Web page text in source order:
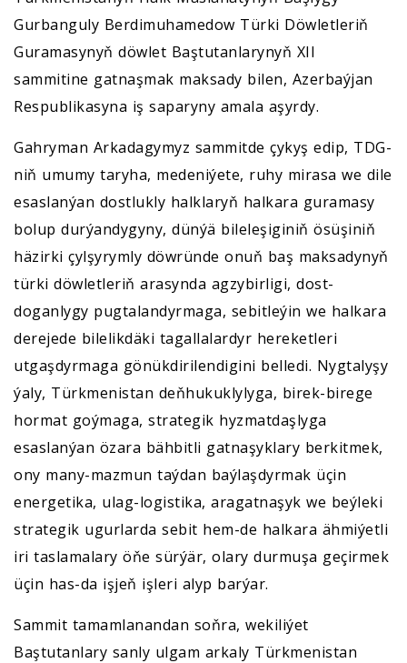
Gurbanguly Berdimuhamedow Türki Döwletleriň
Guramasynyň döwlet Baştutanlarynyň XII
sammitine gatnaşmak maksady bilen, Azerbaýjan
Respublikasyna iş saparyny amala aşyrdy.
Gahryman Arkadagymyz sammitde çykyş edip, TDG-
niň umumy taryha, medeniýete, ruhy mirasa we dile
esaslanýan dostlukly halklaryň halkara guramasy
bolup durýandygyny, dünýä bileleşiginiň ösüşiniň
häzirki çylşyrymly döwründe onuň baş maksadynyň
türki döwletleriň arasynda agzybirligi, dost-
doganlygy pugtalandyrmaga, sebitleýin we halkara
derejede bilelikdäki tagallalardyr hereketleri
utgaşdyrmaga gönükdirilendigini belledi. Nygtalyşy
ýaly, Türkmenistan deňhukuklylyga, birek-birege
hormat goýmaga, strategik hyzmatdaşlyga
esaslanýan özara bähbitli gatnaşyklary berkitmek,
ony many-mazmun taýdan baýlaşdyrmak üçin
energetika, ulag-logistika, aragatnaşyk we beýleki
strategik ugurlarda sebit hem-de halkara ähmiýetli
iri taslamalary öňe sürýär, olary durmuşa geçirmek
üçin has-da işjeň işleri alyp barýar.
Sammit tamamlanandan soňra, wekiliýet
Baştutanlary sanly ulgam arkaly Türkmenistan